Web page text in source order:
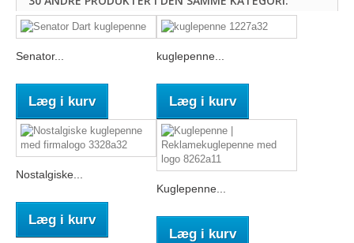
Senator...
Læg i kurv
kuglepenne...
Læg i kurv
Nostalgiske...
Læg i kurv
Kuglepenne...
Læg i kurv